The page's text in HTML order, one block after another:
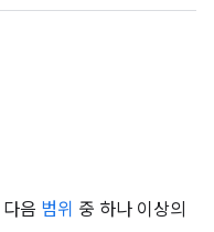
음 범위 중 하나 이상의